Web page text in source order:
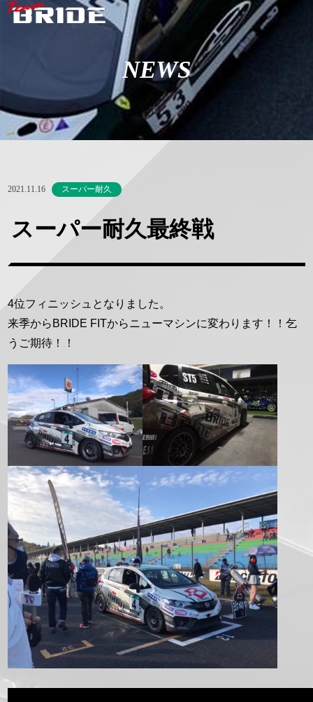
NEWS
2021.11.16 スーパー耐久
スーパー耐久最終戦
4位フィニッシュとなりました。
来季からBRIDE FITからニューマシンに変わります！！乞
うご期待！！